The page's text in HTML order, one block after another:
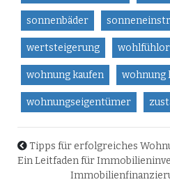
sonnenbäder
wertsteigerung
wohnung kaufen wohnung
wohnungseigentümer
Tipps für erfolgreiches
Ein Leitfaden für